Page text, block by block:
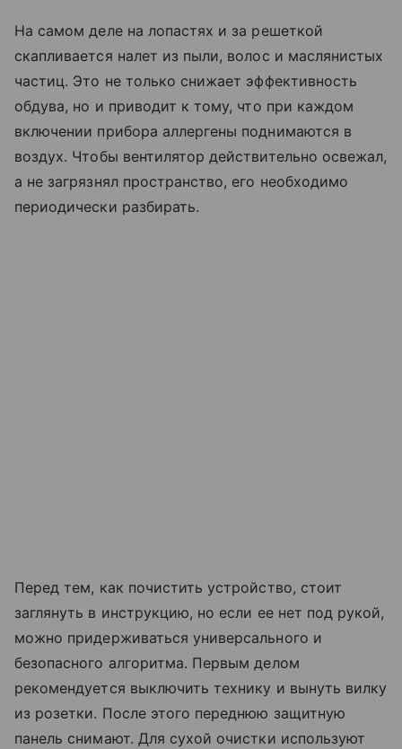
На самом деле на лопастях и за решеткой
скапливается налет из пыли, волос и маслянистых
частиц. Это не только снижает эффективность
обдува, но и приводит к тому, что при каждом
включении прибора аллергены поднимаются в
воздух. Чтобы вентилятор действительно освежал,
а не загрязнял пространство, его необходимо
периодически разбирать.
Перед тем, как почистить устройство, стоит
заглянуть в инструкцию, но если ее нет под рукой,
можно придерживаться универсального и
безопасного алгоритма. Первым делом
рекомендуется выключить технику и вынуть вилку
из розетки. После этого переднюю защитную
панель снимают. Для сухой очистки используют